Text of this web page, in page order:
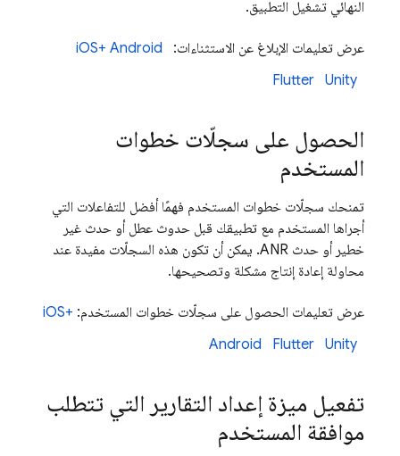
النهائي تشغيل التطبيق.
عرض تعليمات الإبلاغ عن الاستثناءات: iOS+ Android
Flutter Unity
الحصول على سجلّات خطوات
المستخدم
تمنحك سجلّات خطوات المستخدم فهمًا أفضل للتفاعلات التي
أجراها المستخدم مع تطبيقك قبل حدوث عطل أو حدث غير
خطير أو حدث ANR. يمكن أن تكون هذه السجلّات مفيدة عند
محاولة إعادة إنتاج مشكلة وتصحيحها.
عرض تعليمات الحصول على سجلّات خطوات المستخدم: iOS+
Android
Flutter Unity
تفعيل ميزة إعداد التقارير التي تتطلب
موافقة المستخدم